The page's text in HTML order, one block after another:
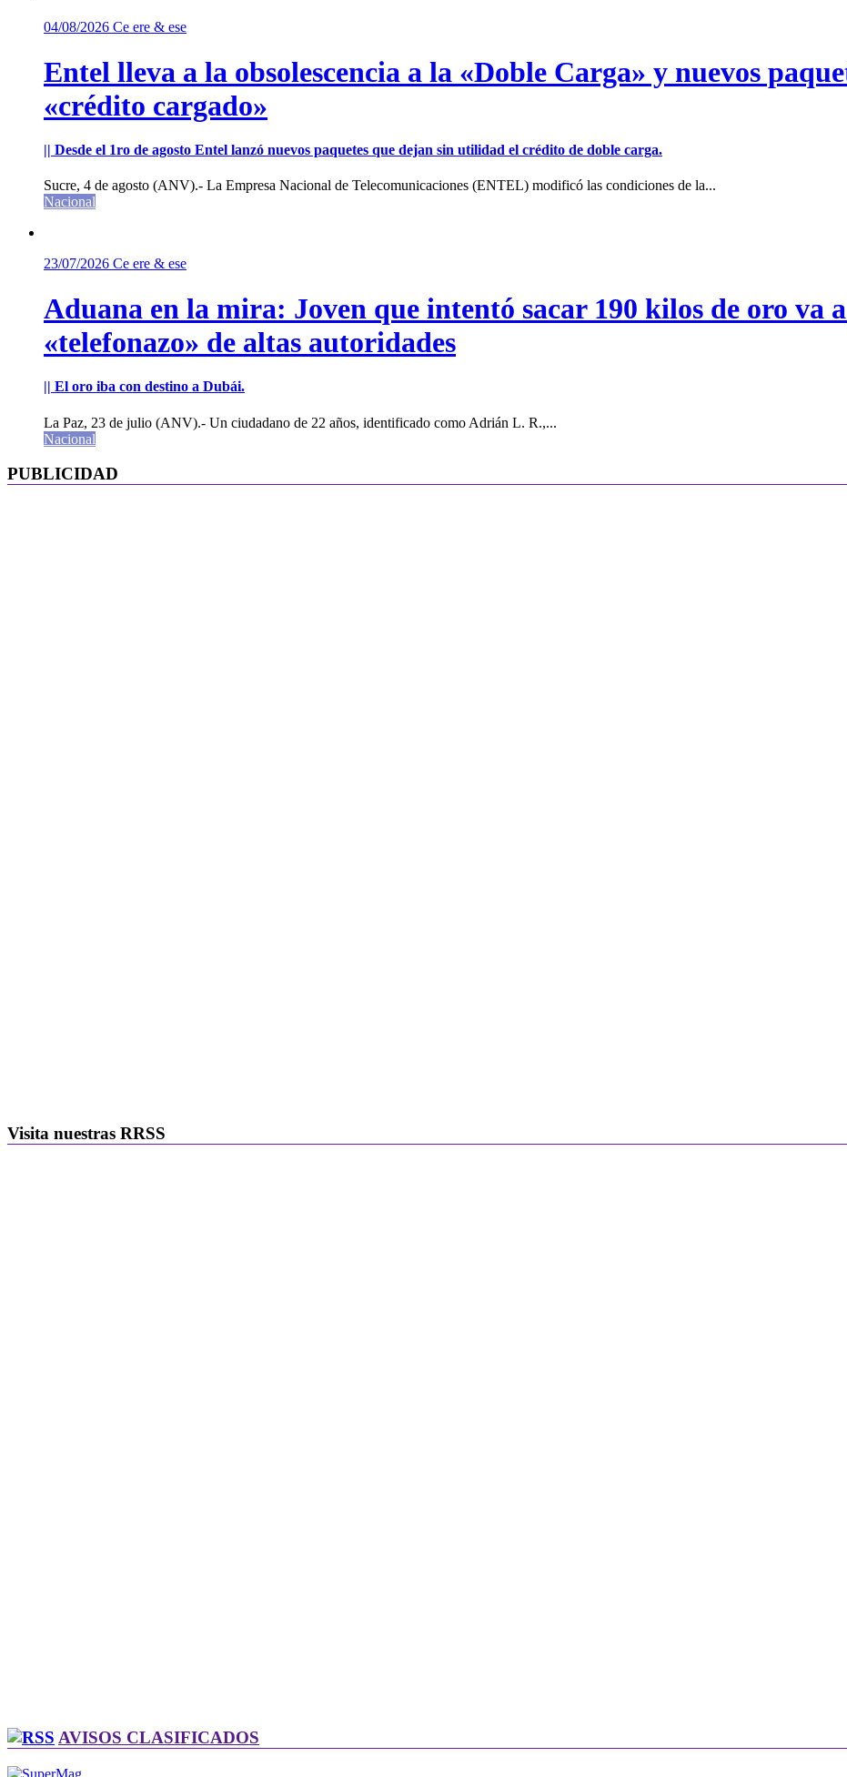
04/08/2026 Ce ere & ese
Entel lleva a la obsolescencia a la «Doble Carga» y nuevos
«crédito cargado»
|| Desde el 1ro de agosto Entel lanzó nuevos paquetes que dejan sin utilidad el crédito de doble carga.
Sucre, 4 de agosto (ANV).- La Empresa Nacional de Telecomunicaciones (ENTEL) modificó las condiciones de la...
Nacional
23/07/2026 Ce ere & ese
Aduana en la mira: Joven que intentó sacar 190 kilos de oro va
«telefonazo» de altas autoridades
|| El oro iba con destino a Dubái.
La Paz, 23 de julio (ANV).- Un ciudadano de 22 años, identificado como Adrián L. R.,...
Nacional
PUBLICIDAD
Visita nuestras RRSS
AVISOS CLASIFICADOS